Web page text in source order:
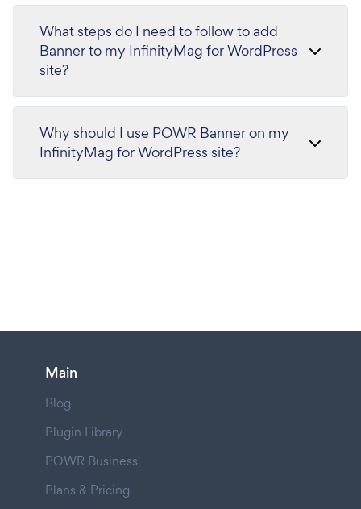
What steps do I need to follow to add
Banner to my InfinityMag for WordPress
site?
Why should I use POWR Banner on my
InfinityMag for WordPress site?
Main
Blog
Plugin Library
POWR Business
Plans & Pricing